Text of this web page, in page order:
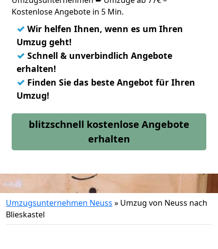
Kostenlose Angebote in 5 Min.
✓ Wir helfen Ihnen, wenn es um Ihren
Umzug geht!
✓ Schnell & unverbindlich Angebote
erhalten!
✓ Finden Sie das beste Angebot für Ihren
Umzug!
blitzschnell kostenlose Angebote
erhalten
Umzugsunternehmen Neuss » Umzug von Neuss nach
Blieskastel